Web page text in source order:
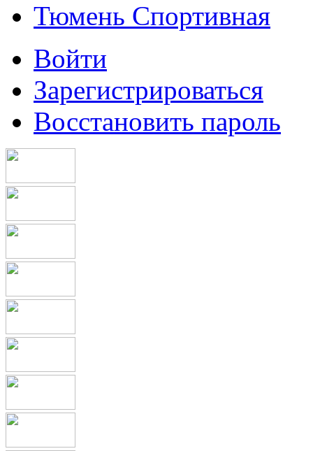
Тюмень Спортивная
Войти
Зарегистрироваться
Восстановить пароль